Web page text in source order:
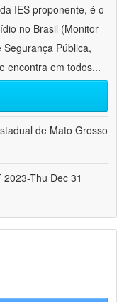
IES proponente, é o
no Brasil (Monitor
Pública,
encontra em todos...
de Mato Grosso
Thu Dec 31